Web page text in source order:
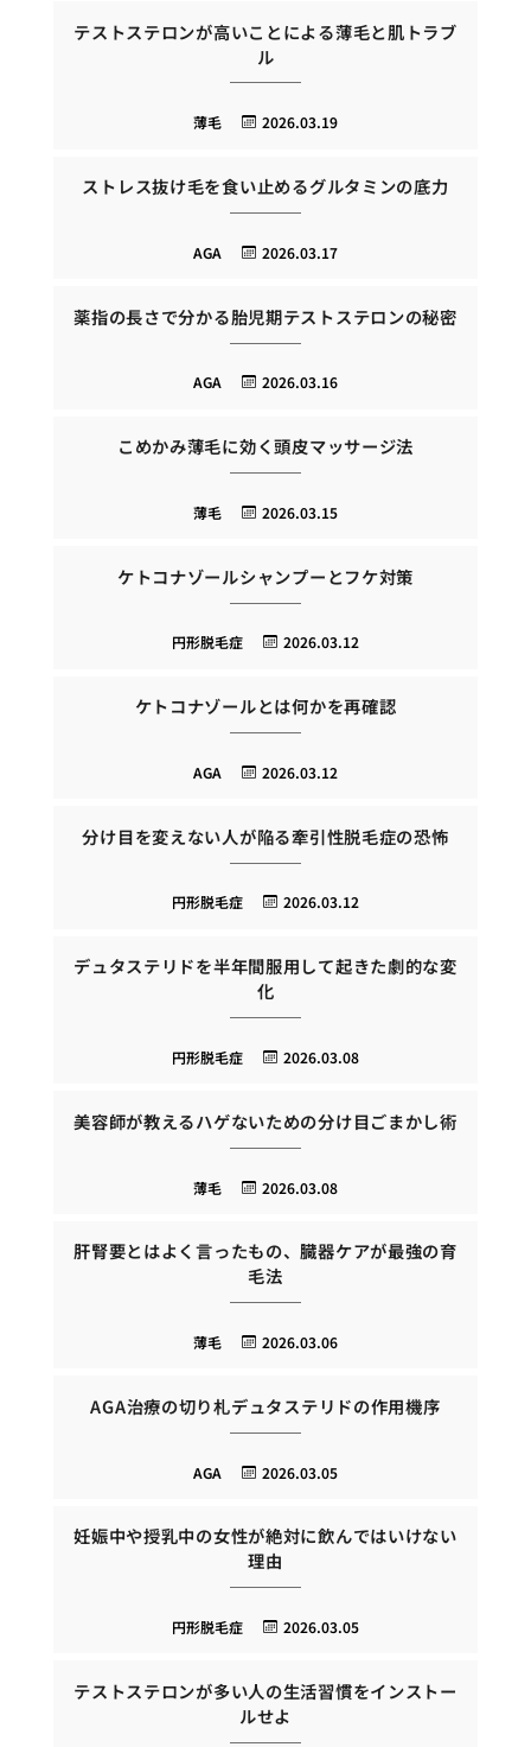
テストステロンが高いことによる薄毛と肌トラブ
ル
2026.03.19
薄毛
ストレス抜け毛を食い止めるグルタミンの底力
2026.03.17
AGA
薬指の長さで分かる胎児期テストステロンの秘密
2026.03.16
AGA
こめかみ薄毛に効く頭皮マッサージ法
2026.03.15
薄毛
ケトコナゾールシャンプーとフケ対策
2026.03.12
円形脱毛症
ケトコナゾールとは何かを再確認
2026.03.12
AGA
分け目を変えない人が陥る牽引性脱毛症の恐怖
2026.03.12
円形脱毛症
デュタステリドを半年間服用して起きた劇的な変
化
2026.03.08
円形脱毛症
美容師が教えるハゲないための分け目ごまかし術
2026.03.08
薄毛
肝腎要とはよく言ったもの、臓器ケアが最強の育
毛法
2026.03.06
薄毛
AGA治療の切り札デュタステリドの作用機序
2026.03.05
AGA
妊娠中や授乳中の女性が絶対に飲んではいけない
理由
2026.03.05
円形脱毛症
テストステロンが多い人の生活習慣をインストー
ルせよ